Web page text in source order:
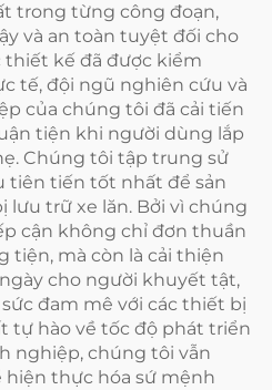
trong từng công đoạn,
và an toàn tuyệt đối cho
thiết kế đã được kiểm
tế, đội ngũ nghiên cứu và
của chúng tôi đã cải tiến
tiện khi người dùng lắp
Chúng tôi tập trung sử
tiên tiến tốt nhất để sản
lưu trữ xe lăn. Bởi vì chúng
cận không chỉ đơn thuần
tiện, mà còn là cải thiện
cho người khuyết tật,
đam mê với các thiết bị
tự hào về tốc độ phát triển
nghiệp, chúng tôi vẫn
thực hóa sứ mệnh